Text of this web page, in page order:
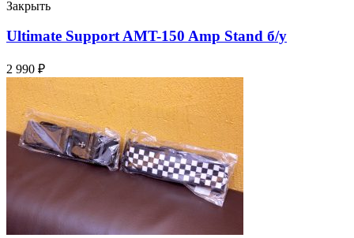
Закрыть
Ultimate Support AMT-150 Amp Stand б/у
2 990 ₽